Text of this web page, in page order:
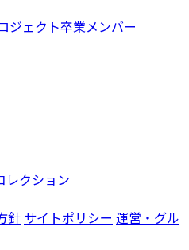
ジェクト卒業メンバー
レクション
針 サイトポリシー 運営・グル